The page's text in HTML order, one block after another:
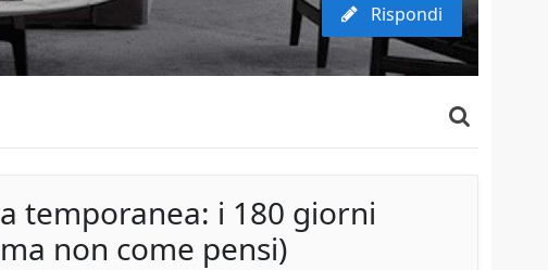
Rispondi
temporanea: i 180 giorni
non come pensi)